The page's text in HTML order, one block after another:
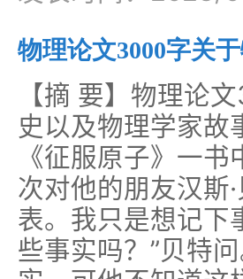
物理论文3000字关
【摘 要】物理论
史以及物理学家故
《征服原子》一
次对他的朋友汉斯
表。我只是想记下
些事实吗？”贝特